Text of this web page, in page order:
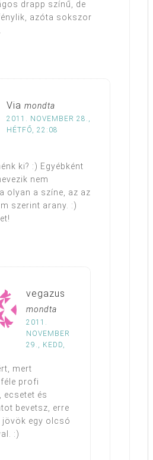
drapp színű, de
azóta sokszor
Via mondta
2011. NOVEMBER 28.,
HÉTFŐ, 22:08
ki? :) Egyébként
nem
olyan a színe, az az
szerint arany. :)
vegazus
mondta
2011.
NOVEMBER
29., KEDD,
mert
profi
ecsetet és
bevetsz, erre
jövök egy olcsó
:)